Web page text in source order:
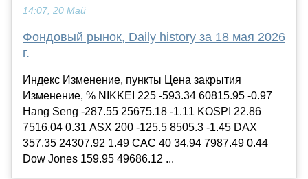
14:07, 20 Май
Фондовый рынок, Daily history за 18 мая 2026
г.
Индекс Изменение, пункты Цена закрытия
Изменение, % NIKKEI 225 -593.34 60815.95 -0.97
Hang Seng -287.55 25675.18 -1.11 KOSPI 22.86
7516.04 0.31 ASX 200 -125.5 8505.3 -1.45 DAX
357.35 24307.92 1.49 CAC 40 34.94 7987.49 0.44
Dow Jones 159.95 49686.12 ...